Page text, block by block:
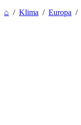
⌂ / Klima / Europa /